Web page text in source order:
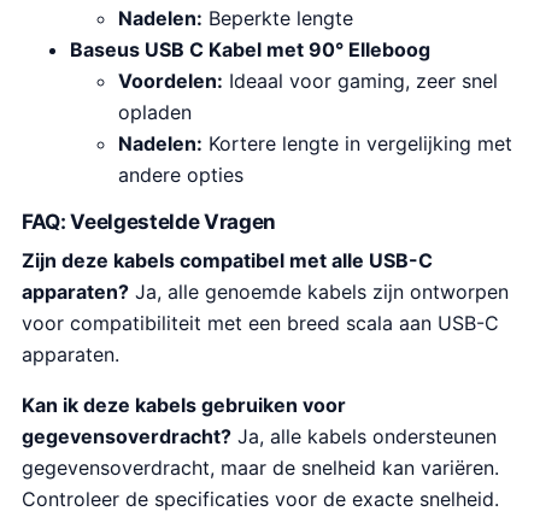
Nadelen: Beperkte lengte
Baseus USB C Kabel met 90° Elleboog
Voordelen: Ideaal voor gaming, zeer snel
opladen
Nadelen: Kortere lengte in vergelijking met
andere opties
FAQ: Veelgestelde Vragen
Zijn deze kabels compatibel met alle USB-C
apparaten? Ja, alle genoemde kabels zijn ontworpen
voor compatibiliteit met een breed scala aan USB-C
apparaten.
Kan ik deze kabels gebruiken voor
gegevensoverdracht? Ja, alle kabels ondersteunen
gegevensoverdracht, maar de snelheid kan variëren.
Controleer de specificaties voor de exacte snelheid.